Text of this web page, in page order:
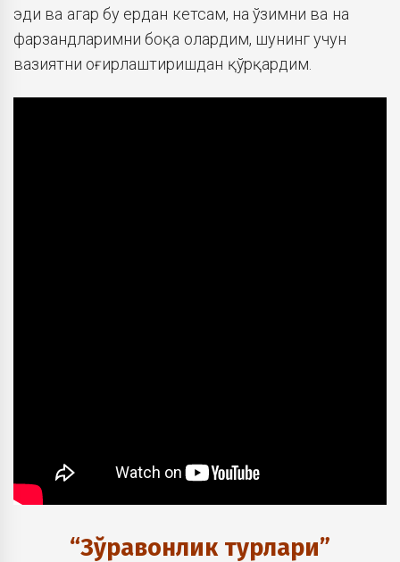
эди ва агар бу ердан кетсам, на ўзимни ва на
фарзандларимни боқа олардим, шунинг учун
вазиятни оғирлаштиришдан қўрқардим.
“Зўравонлик турлари”